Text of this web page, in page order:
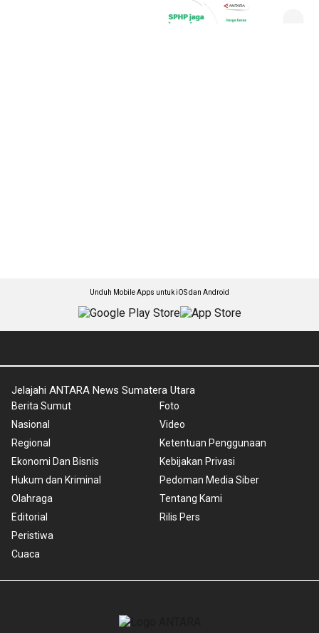
Unduh Mobile Apps untuk iOS dan Android
Jelajahi ANTARA News Sumatera Utara
Berita Sumut
Nasional
Regional
Ekonomi Dan Bisnis
Hukum dan Kriminal
Olahraga
Editorial
Peristiwa
Cuaca
Foto
Video
Ketentuan Penggunaan
Kebijakan Privasi
Pedoman Media Siber
Tentang Kami
Rilis Pers